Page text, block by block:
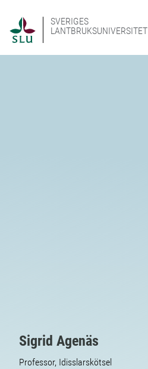
SVERIGES
LANTBRUKSUNIVERSITET
Sigrid Agenäs
Professor, Idisslarskötsel